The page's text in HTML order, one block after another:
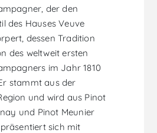
der den
des Hauses Veuve
dessen Tradition
des weltweit ersten
im Jahr 1810
stammt aus der
und wird aus Pinot
und Pinot Meunier
sich mit